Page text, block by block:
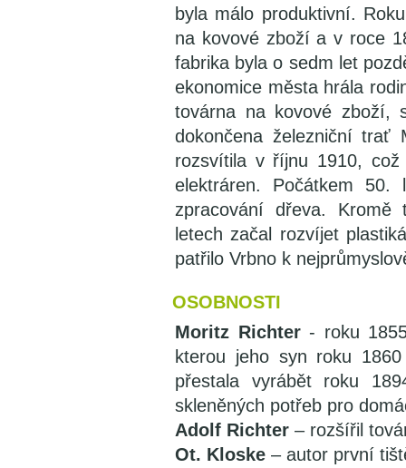
byla málo produktivní.
na kovové zboží a v roce
fabrika byla o sedm let
ekonomice města hrála
továrna na kovové zboží,
dokončena železniční trať
rozsvítila v říjnu 1910,
elektráren. Počátkem
zpracování dřeva.
letech začal rozvíjet
patřilo Vrbno k
OSOBNOSTI
Moritz Richter- roku 1855
kterou jeho syn roku
přestala vyrábět roku
skleněných potřeb pro
Adolf Richter – rozšířil
Ot. Kloske – autor první